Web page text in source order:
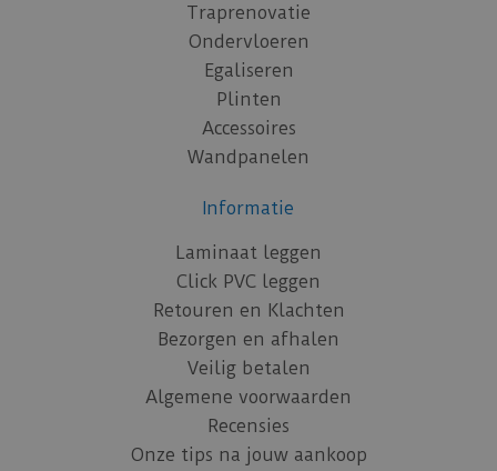
Traprenovatie
Ondervloeren
Egaliseren
Plinten
Accessoires
Wandpanelen
Informatie
Laminaat leggen
Click PVC leggen
Retouren en Klachten
Bezorgen en afhalen
Veilig betalen
Algemene voorwaarden
Recensies
Onze tips na jouw aankoop